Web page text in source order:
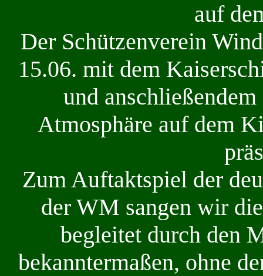
auf
Der Schützenverein
15.06. mit dem
und
Atmosphäre auf dem
Zum Auftaktspiel der
der WM sangen wir
begleitet durch den
bekanntermaßen, ohne